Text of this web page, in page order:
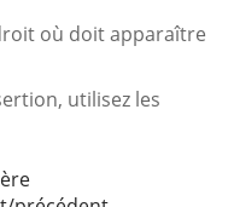
où doit apparaître
utilisez les